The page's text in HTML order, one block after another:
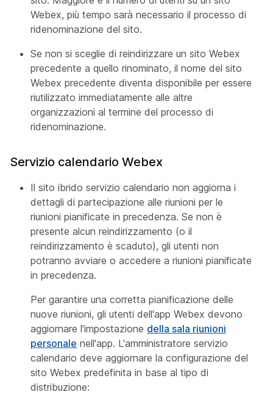
Webex, più tempo sarà necessario il processo di
ridenominazione del sito.
Se non si sceglie di reindirizzare un sito Webex
precedente a quello rinominato, il nome del sito
Webex precedente diventa disponibile per essere
riutilizzato immediatamente alle altre
organizzazioni al termine del processo di
ridenominazione.
Servizio calendario Webex
Il sito ibrido servizio calendario non aggiorna i
dettagli di partecipazione alle riunioni per le
riunioni pianificate in precedenza. Se non è
presente alcun reindirizzamento (o il
reindirizzamento è scaduto), gli utenti non
potranno avviare o accedere a riunioni pianificate
in precedenza.
Per garantire una corretta pianificazione delle
nuove riunioni, gli utenti dell'app Webex devono
aggiornare l'impostazione della sala riunioni
personale nell'app. L'amministratore servizio
calendario deve aggiornare la configurazione del
sito Webex predefinita in base al tipo di
distribuzione: